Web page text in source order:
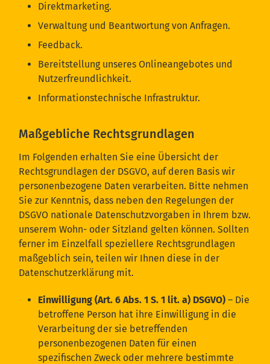
Direktmarketing.
Verwaltung und Beantwortung von Anfragen.
Feedback.
Bereitstellung unseres Onlineangebotes und
Nutzerfreundlichkeit.
Informationstechnische Infrastruktur.
Maßgebliche Rechtsgrundlagen
Im Folgenden erhalten Sie eine Übersicht der
Rechtsgrundlagen der DSGVO, auf deren Basis wir
personenbezogene Daten verarbeiten. Bitte nehmen
Sie zur Kenntnis, dass neben den Regelungen der
DSGVO nationale Datenschutzvorgaben in Ihrem bzw.
unserem Wohn- oder Sitzland gelten können. Sollten
ferner im Einzelfall speziellere Rechtsgrundlagen
maßgeblich sein, teilen wir Ihnen diese in der
Datenschutzerklärung mit.
Einwilligung (Art. 6 Abs. 1 S. 1 lit. a) DSGVO) – Die
betroffene Person hat ihre Einwilligung in die
Verarbeitung der sie betreffenden
personenbezogenen Daten für einen
spezifischen Zweck oder mehrere bestimmte